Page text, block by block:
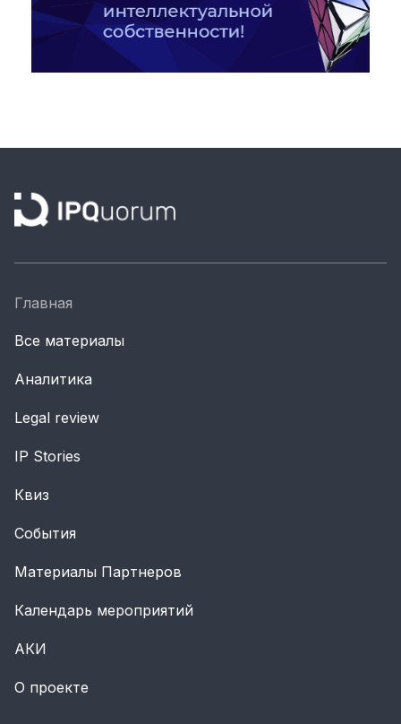
Главная
Все материалы
Аналитика
Legal review
IP Stories
Квиз
События
Материалы Партнеров
Календарь мероприятий
АКИ
О проекте